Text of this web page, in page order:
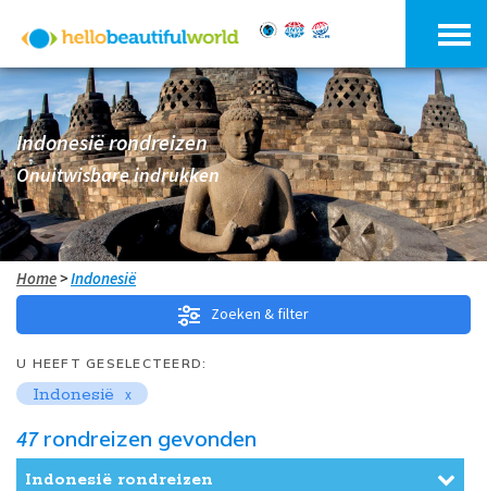
Indonesiërondreizen
Onuitwisbare indrukken
Home>Indonesië
Zoeken & filter
U HEEFT GESELECTEERD:
Indonesië
47rondreizen gevonden
Indonesië rondreizen